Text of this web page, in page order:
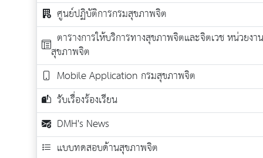
ศูนย์ปฏิบัติการกรมสุขภาพจิต
ตารางการให้บริการทางสุขภาพจิตและจิตเวช หน่วยงา
สุขภาพจิต
Mobile Application กรมสุขภาพจิต
รับเรื่องร้องเรียน
DMH's News
แบบทดสอบด้านสุขภาพจิต